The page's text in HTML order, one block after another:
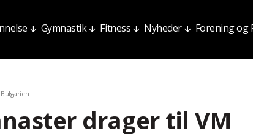
Gymnastik Fitness Nyheder Forening og
drager til VM